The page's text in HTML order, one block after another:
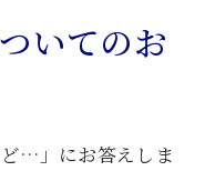
いてのお
ど…」にお答えしま